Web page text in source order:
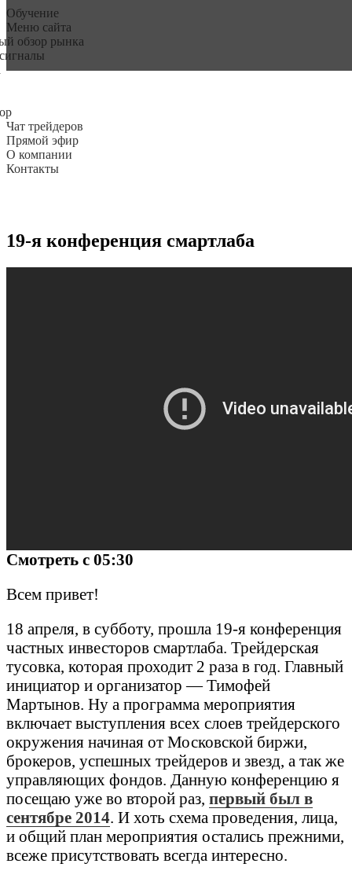
Обучение
Меню сайта
обзор рынка
Чат трейдеров
Прямой эфир
О компании
Контакты
19-я конференция смартлаба
Смотреть с 05:30
Всем привет!
18 апреля, в субботу, прошла 19-я конференция
частных инвесторов смартлаба. Трейдерская
тусовка, которая проходит 2 раза в год. Главный
инициатор и организатор — Тимофей
Мартынов. Ну а программа мероприятия
включает выступления всех слоев трейдерского
окружения начиная от Московской биржи,
брокеров, успешных трейдеров и звезд, а так же
управляющих фондов. Данную конференцию я
посещаю уже во второй раз, первый был в
сентябре 2014. И хоть схема проведения, лица,
и общий план мероприятия остались прежними,
всеже присутствовать всегда интересно.